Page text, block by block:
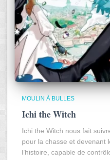
MOULIN À BULLES
Ichi the Witch
Ichi the Witch nous fait
pour la chasse et devenant
l’histoire, capable de